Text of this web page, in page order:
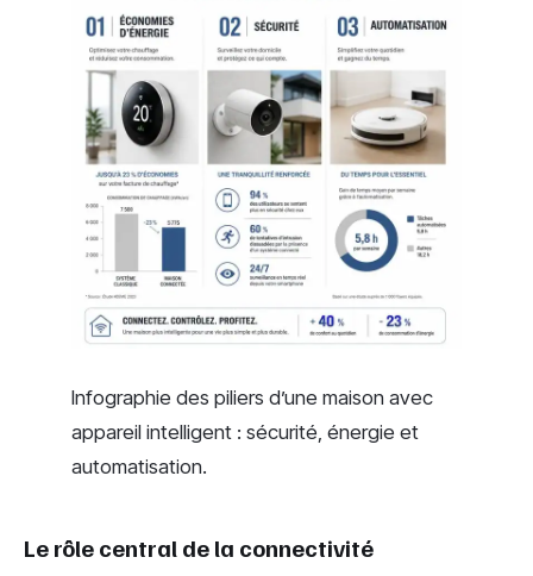
Infographie des piliers d’une maison avec
appareil intelligent : sécurité, énergie et
automatisation.
Le rôle central de la connectivité